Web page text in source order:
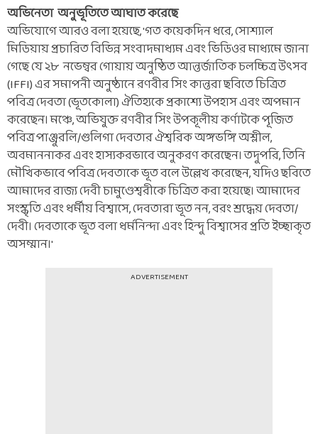
অভিনেতা অনুভূতিতে আঘাত করেছে
অভিযোগে আরও বলা হয়েছে, 'গত কয়েকদিন ধরে, সোশ্যাল
মিডিয়ায় প্রচারিত বিভিন্ন সংবাদমাধ্যম এবং ভিডিওর মাধ্যমে জানা
গেছে যে ২৮ নভেম্বর গোয়ায় অনুষ্ঠিত আন্তর্জাতিক চলচ্চিত্র উৎসব
(IFFI) এর সমাপনী অনুষ্ঠানে রণবীর সিং কান্তরা ছবিতে চিত্রিত
পবিত্র দেবতা (ভূতকোলা) ঐতিহ্যকে প্রকাশ্যে উপহাস এবং অপমান
করেছেন। মঞ্চে, অভিযুক্ত রণবীর সিং উপকূলীয় কর্ণাটকে পূজিত
পবিত্র পাঞ্জুরলি/গুলিগা দেবতার ঐশ্বরিক অঙ্গভঙ্গি অশ্লীল,
অবমাননাকর এবং হাস্যকরভাবে অনুকরণ করেছেন। তদুপরি, তিনি
মৌখিকভাবে পবিত্র দেবতাকে ভূত বলে উল্লেখ করেছেন, যদিও ছবিতে
আমাদের রাজ্য দেবী চামুণ্ডেশ্বরীকে চিত্রিত করা হয়েছে। আমাদের
সংস্কৃতি এবং ধর্মীয় বিশ্বাসে, দেবতারা ভূত নন, বরং শ্রদ্ধেয় দেবতা/
দেবী। দেবতাকে ভূত বলা ধর্মনিন্দা এবং হিন্দু বিশ্বাসের প্রতি ইচ্ছাকৃত
অসম্মান।'
ADVERTISEMENT